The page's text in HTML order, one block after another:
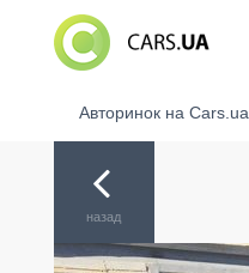
Авторинок на Cars.ua
назад